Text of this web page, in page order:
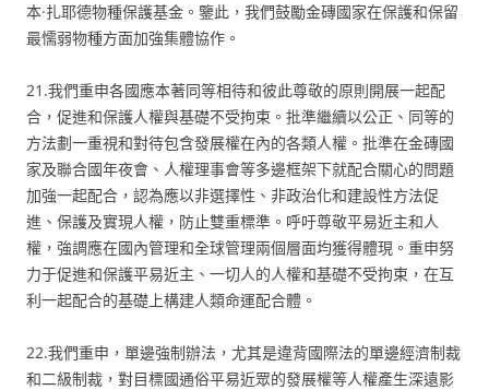
本·扎耶德物種保護基金。鑒此，我們鼓勵金磚國家在保護和保留
最懦弱物種方面加強集體協作。
21.我們重申各國應本著同等相待和彼此尊敬的原則開展一起配
合，促進和保護人權與基礎不受拘束。批準繼續以公正、同等的
方法劃一重視和對待包含發展權在內的各類人權。批準在金磚國
家及聯合國年夜會、人權理事會等多邊框架下就配合關心的問題
加強一起配合，認為應以非選擇性、非政治化和建設性方法促
進、保護及實現人權，防止雙重標準。呼吁尊敬平易近主和人
權，強調應在國內管理和全球管理兩個層面均獲得體現。重申努
力于促進和保護平易近主、一切人的人權和基礎不受拘束，在互
利一起配合的基礎上構建人類命運配合體。
22.我們重申，單邊強制辦法，尤其是違背國際法的單邊經濟制裁
和二級制裁，對目標國通俗平易近眾的發展權等人權產生深遠影